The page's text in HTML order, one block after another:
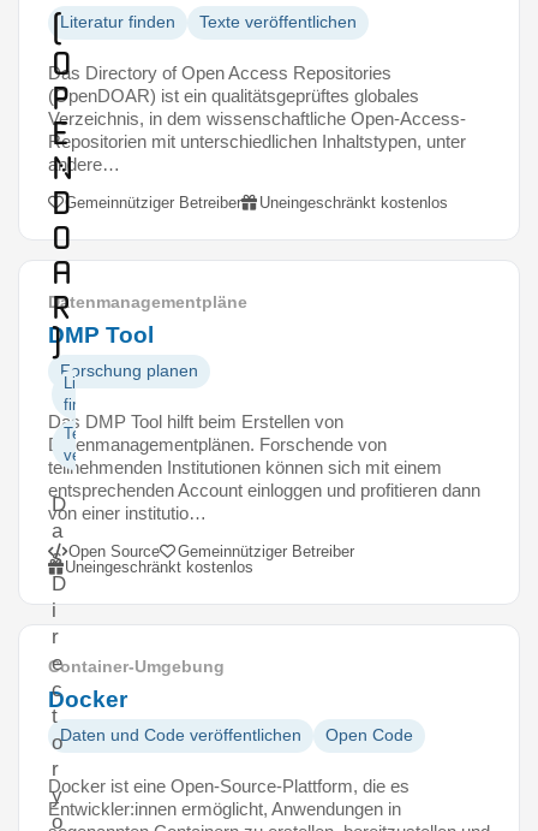
(
O
p
e
n
D
O
A
R
)
Literatur
finden
Texte
veröffentlichen
D
a
s
D
i
r
e
c
t
o
r
y
o
Literatur finden Texte veröffentlichen
Das Directory of Open Access Repositories
(OpenDOAR) ist ein qualitätsgeprüftes globales
Verzeichnis, in dem wissenschaftliche Open-Access-
Repositorien mit unterschiedlichen Inhaltstypen, unter
andere…
Gemeinnütziger Betreiber Uneingeschränkt kostenlos
Datenmanagementpläne
DMP Tool
Forschung planen
Das DMP Tool hilft beim Erstellen von
Datenmanagementplänen. Forschende von
teilnehmenden Institutionen können sich mit einem
entsprechenden Account einloggen und profitieren dann
von einer institutio…
Open Source
Gemeinnütziger Betreiber
Uneingeschränkt kostenlos
Container-Umgebung
Docker
Daten und Code veröffentlichen Open Code
Docker ist eine Open-Source-Plattform, die es
Entwickler:innen ermöglicht, Anwendungen in